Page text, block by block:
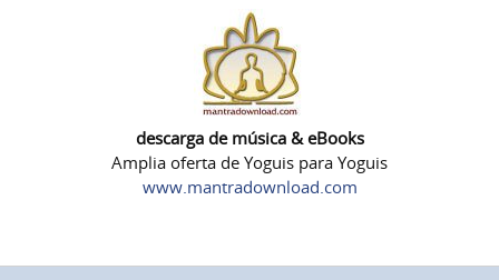
descarga de música & eBooks
Amplia oferta de Yoguis para Yoguis
www.mantradownload.com